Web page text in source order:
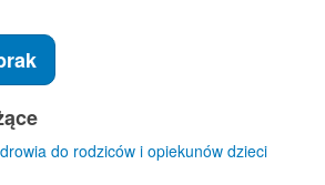
do rodziców i opiekunów dzieci